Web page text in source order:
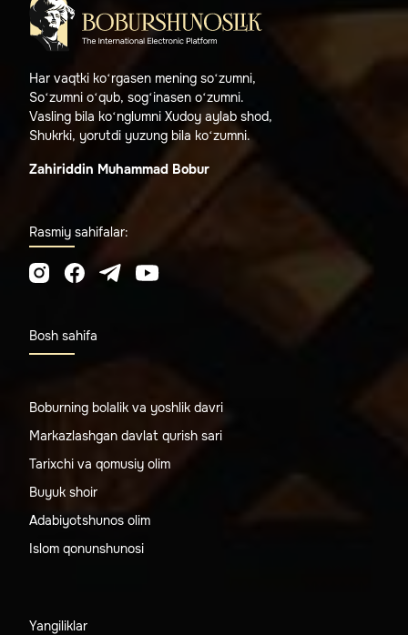
Har vaqtki ko‘rgasen mening so‘zumni,
So‘zumni o‘qub, sog‘inasen o‘zumni.
Vasling bila ko‘nglumni Xudoy aylab shod,
Shukrki, yorutdi yuzung bila ko‘zumni.
Zahiriddin Muhammad Bobur
Rasmiy sahifalar:
Bosh sahifa
Boburning bolalik va yoshlik davri
Markazlashgan davlat qurish sari
Tarixchi va qomusiy olim
Buyuk shoir
Adabiyotshunos olim
Islom qonunshunosi
Yangiliklar